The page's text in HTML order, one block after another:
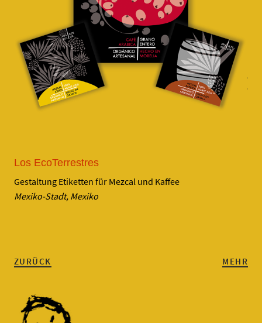
Los EcoTerrestres
Gestaltung Etiketten für Mezcal und Kaffee
Mexiko-Stadt, Mexiko
ZURÜCK MEHR